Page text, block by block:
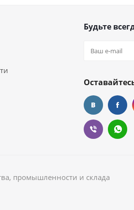
Будьте
промышленности и склада